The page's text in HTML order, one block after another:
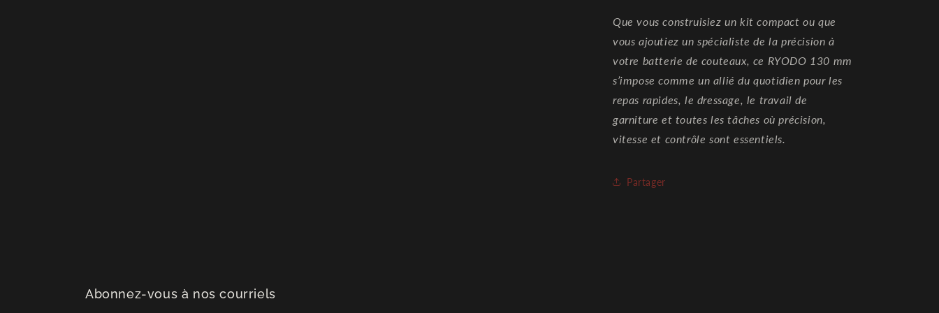
Que vous construisiez un kit compact ou que
vous ajoutiez un spécialiste de la précision à
votre batterie de couteaux, ce RYODO 130 mm
s’impose comme un allié du quotidien pour les
repas rapides, le dressage, le travail de
garniture et toutes les tâches où précision,
vitesse et contrôle sont essentiels.
Partager
Abonnez-vous à nos courriels